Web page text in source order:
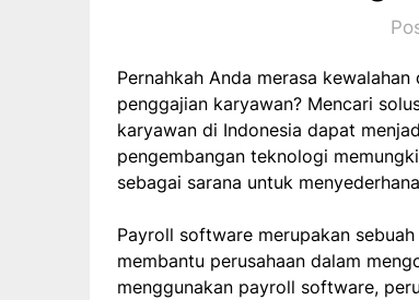
Pernahkah Anda merasa
penggajian karyawan? Mencari
karyawan di Indonesia dapat
pengembangan teknologi
sebagai sarana untuk
Payroll software merupakan
membantu perusahaan dalam
menggunakan payroll software,